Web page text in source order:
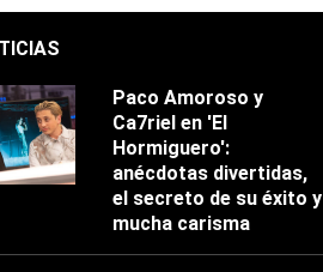
Paco Amoroso y
Ca7riel en 'El
Hormiguero':
anécdotas divertidas,
el secreto de su éxito y
mucha carisma